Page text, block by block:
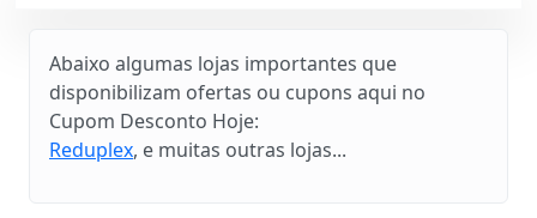
Abaixo algumas lojas importantes que
disponibilizam ofertas ou cupons aqui no
Cupom Desconto Hoje:
Reduplex, e muitas outras lojas...